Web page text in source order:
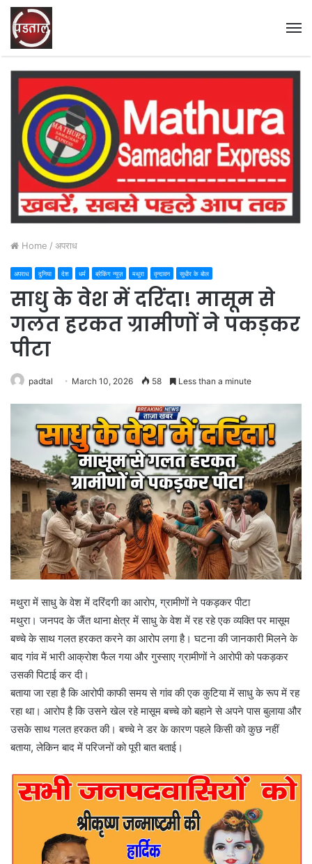
Home / अपराध
अपराध दुनिया देश धर्म ब्रेकिंग न्यूज़ मथुरा वृन्दावन सुधीर के बोल
साधु के वेश में दरिंदा! मासूम से
गलत हरकत ग्रामीणों ने पकड़कर
पीटा
padtal March 10, 2026 58 Less than a minute
मथुरा में साधु के वेश में दरिंदगी का आरोप, ग्रामीणों ने पकड़कर पीटा
मथुरा। जनपद के जैंत थाना क्षेत्र में साधु के वेश में रह रहे एक व्यक्ति पर मासूम
बच्चे के साथ गलत हरकत करने का आरोप लगा है। घटना की जानकारी मिलने के
बाद गांव में भारी आक्रोश फैल गया और गुस्साए ग्रामीणों ने आरोपी को पकड़कर
उसकी पिटाई कर दी।
बताया जा रहा है कि आरोपी काफी समय से गांव की एक कुटिया में साधु के रूप में रह
रहा था। आरोप है कि उसने खेल रहे मासूम बच्चे को बहाने से अपने पास बुलाया और
उसके साथ गलत हरकत की। बच्चे ने डर के कारण पहले किसी को कुछ नहीं
बताया, लेकिन बाद में परिजनों को पूरी बात बताई।